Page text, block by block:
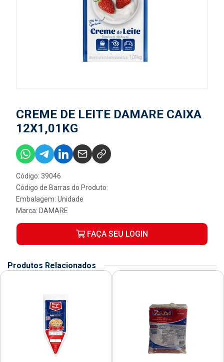
CREME DE LEITE DAMARE CAIXA
12X1,01KG
Código: 39046
Código de Barras do Produto:
Embalagem: Unidade
Marca: DAMARE
FAÇA SEU LOGIN
Produtos Relacionados